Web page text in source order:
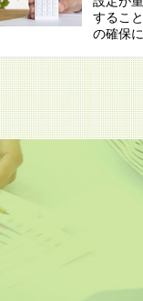
するこ
の確保